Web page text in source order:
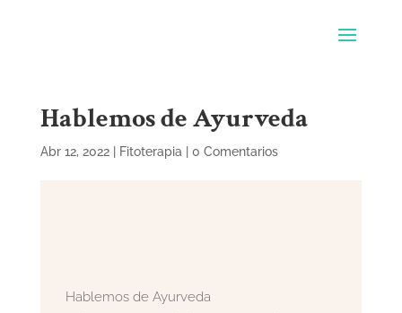
Hablemos de Ayurveda
Abr 12, 2022| Fitoterapia 0 Comentarios
Hablemos de Ayurveda